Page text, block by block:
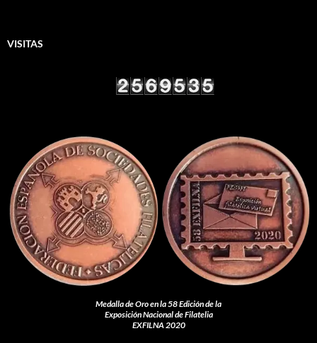
VISITAS
Medalla de Oro en la 58 Edición de la
Exposición Nacional de Filatelia
EXFILNA 2020